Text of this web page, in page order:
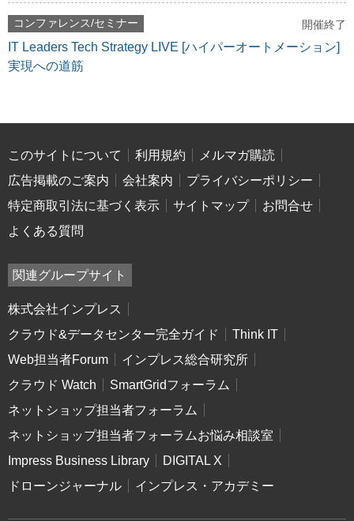
コンファレンス/セミナー 開催終了
IT Leaders Tech Strategy LIVE [ハイパーオートメーション]
実現への道筋
このサイトについて 利用規約
メルマガ購読
広告掲載のご案内
会社案内
プライバシーポリシー
特定商取引法に基づく表示
サイトマップ
お問合せ
よくある質問
関連グループサイト
株式会社インプレス
クラウド&データセンター完全ガイド
Think IT
Web担当者Forum
インプレス総合研究所
クラウド Watch
SmartGridフォーラム
ネットショップ担当者フォーラム
ネットショップ担当者フォーラムお悩み相談室
Impress Business Library
DIGITAL X
ドローンジャーナル
インプレス・アカデミー